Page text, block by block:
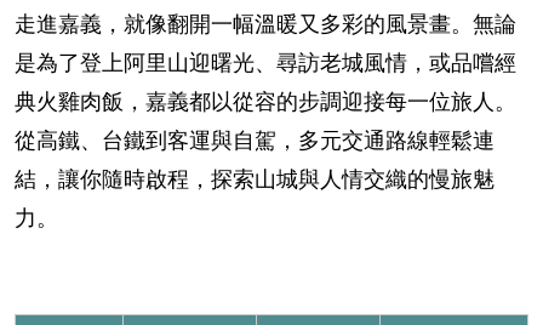
走進嘉義，就像翻開一幅溫暖又多彩的風景畫。無論
是為了登上阿里山迎曙光、尋訪老城風情，或品嚐經
典火雞肉飯，嘉義都以從容的步調迎接每一位旅人。
從高鐵、台鐵到客運與自駕，多元交通路線輕鬆連
結，讓你隨時啟程，探索山城與人情交織的慢旅魅
力。